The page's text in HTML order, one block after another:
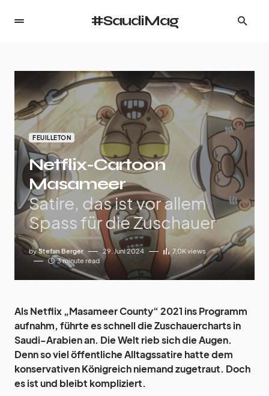
#SaudiMag
FEUILLETON
Netflix-Cartoon
Masameer
Satire, das ist vor allem
Spass für die Zuschauer
by Stefan Berger 29. Juni 2024 7,0Kviews
3 minute read
Als Netflix „Masameer County“ 2021 ins Programm
aufnahm, führte es schnell die Zuschauercharts in
Saudi-Arabien an. Die Welt rieb sich die Augen.
Denn so viel öffentliche Alltagssatire hatte dem
konservativen Königreich niemand zugetraut. Doch
es ist und bleibt kompliziert.